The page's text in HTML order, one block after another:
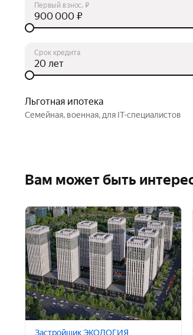
Первый взнос, ₽
₽
Срок кредита
лет
Льготная ипотека
Семейная, военная, для IT-специалистов
Вам может быть
Застройщик ЭКОЛОГИЯ